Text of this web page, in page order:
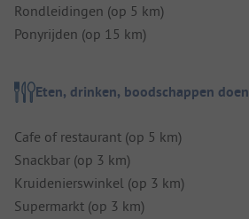
Rondleidingen (op 5 km)
Ponyrijden (op 15 km)
Eten, drinken, boodschappen doen
Cafe of restaurant (op 5 km)
Snackbar (op 3 km)
Kruidenierswinkel (op 3 km)
Supermarkt (op 3 km)